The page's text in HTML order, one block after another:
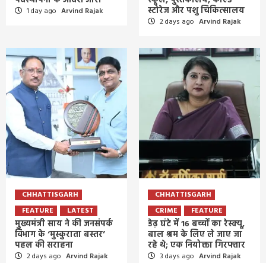
1 day ago Arvind Rajak स्टोरेज और पशु चिकित्सालय
2 days ago Arvind Rajak
CHHATTISGARH
FEATURE
LATEST
मुख्यमंत्री साय ने की जनसंपर्क
विभाग के ‘मुस्कुराता बस्तर’
पहल की सराहना
2 days ago Arvind Rajak
CHHATTISGARH
CRIME
FEATURE
डेढ़ घंटे में 16 बच्चों का रेस्क्यू,
बाल श्रम के लिए ले जाए जा
रहे थे; एक नियोक्ता गिरफ्तार
3 days ago Arvind Rajak